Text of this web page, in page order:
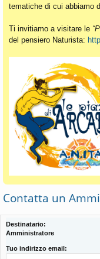
tematiche di cui abbiamo
Ti invitiamo a visitare le
del pensiero Naturista:
Contatta un
Destinatario:
Amministratore
Tuo indirizzo email: